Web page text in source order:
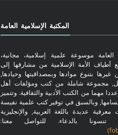
المكتبة الإسلامية العامة
العامة موسوعة علمية إسلامية، مجانية،
الأمة الإسلامية من مشارقها إلى
غيرها بتنوع موادها وبمصداقيتها وحيادها,
مجموعة شاملة من كتب ومؤلفات أهل
مهما من الكتب الأدبية والثقافية. وتتميز
وبالسبق في توفير كتب علمية نفيسة
عديدة باللغة العربية, والإنجليزية
تنسونا بالدعاء. للتواصل معنا: